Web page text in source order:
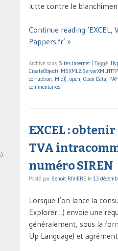
lutte contre le
Continue reading ‘EXCEL,
Pappers.fr’ »
Archivé sous Sites internet Taggé
corruption, Mid(), open, Open Data, PAF
commentaires
EXCEL :
TVA
numéro SIREN
Posté par Benoît RIVIERE le 13
Lorsque l’on lance la
Explorer…) envoie une
généralement, sous la
Up Language) et